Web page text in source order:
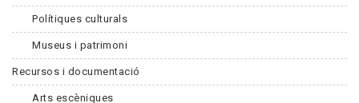
Polítiques culturals
Museus i patrimoni
Recursos i documentació
Arts escèniques